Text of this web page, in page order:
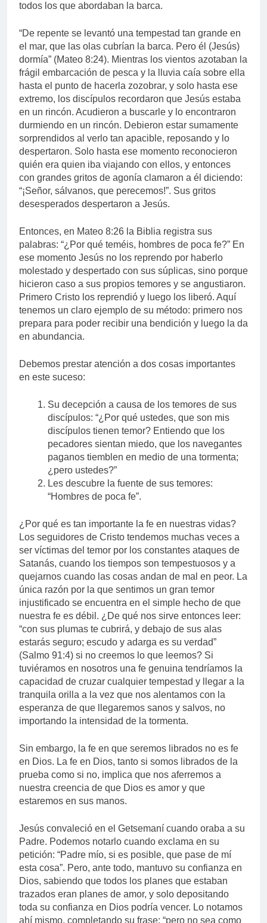
todos los que abordaban la barca.
“De repente se levantó una tempestad tan grande en
el mar, que las olas cubrían la barca. Pero él (Jesús)
dormía” (Mateo 8:24). Mientras los vientos azotaban la
frágil embarcación de pesca y la lluvia caía sobre ella
hasta el punto de hacerla zozobrar, y solo hasta ese
extremo, los discípulos recordaron que Jesús estaba
en un rincón. Acudieron a buscarle y lo encontraron
durmiendo en un rincón. Debieron estar sumamente
sorprendidos al verlo tan apacible, reposando y lo
despertaron. Solo hasta ese momento reconocieron
quién era quien iba viajando con ellos, y entonces
con grandes gritos de agonía clamaron a él diciendo:
“¡Señor, sálvanos, que perecemos!”. Sus gritos
desesperados despertaron a Jesús.
Entonces, en Mateo 8:26 la Biblia registra sus
palabras: “¿Por qué teméis, hombres de poca fe?” En
ese momento Jesús no los reprendo por haberlo
molestado y despertado con sus súplicas, sino porque
hicieron caso a sus propios temores y se angustiaron.
Primero Cristo los reprendió y luego los liberó. Aquí
tenemos un claro ejemplo de su método: primero nos
prepara para poder recibir una bendición y luego la da
en abundancia.
Debemos prestar atención a dos cosas importantes
en este suceso:
Su decepción a causa de los temores de sus
discípulos: “¿Por qué ustedes, que son mis
discípulos tienen temor? Entiendo que los
pecadores sientan miedo, que los navegantes
paganos tiemblen en medio de una tormenta;
¿pero ustedes?”
Les descubre la fuente de sus temores:
“Hombres de poca fe”.
¿Por qué es tan importante la fe en nuestras vidas?
Los seguidores de Cristo tendemos muchas veces a
ser víctimas del temor por los constantes ataques de
Satanás, cuando los tiempos son tempestuosos y a
quejarnos cuando las cosas andan de mal en peor. La
única razón por la que sentimos un gran temor
injustificado se encuentra en el simple hecho de que
nuestra fe es débil. ¿De qué nos sirve entonces leer:
“con sus plumas te cubrirá, y debajo de sus alas
estarás seguro; escudo y adarga es su verdad”
(Salmo 91:4) si no creemos lo que leemos? Si
tuviéramos en nosotros una fe genuina tendríamos la
capacidad de cruzar cualquier tempestad y llegar a la
tranquila orilla a la vez que nos alentamos con la
esperanza de que llegaremos sanos y salvos, no
importando la intensidad de la tormenta.
Sin embargo, la fe en que seremos librados no es fe
en Dios. La fe en Dios, tanto si somos librados de la
prueba como si no, implica que nos aferremos a
nuestra creencia de que Dios es amor y que
estaremos en sus manos.
Jesús convaleció en el Getsemaní cuando oraba a su
Padre. Podemos notarlo cuando exclama en su
petición: “Padre mío, si es posible, que pase de mí
esta cosa”. Pero, ante todo, mantuvo su confianza en
Dios, sabiendo que todos los planes que estaban
trazados eran planes de amor, y solo depositando
toda su confianza en Dios podría vencer. Lo notamos
ahí mismo, completando su frase: “pero no sea como